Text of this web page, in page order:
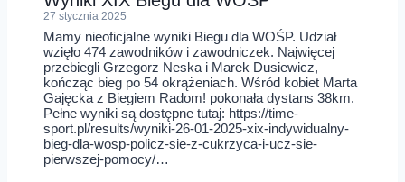
27 stycznia 2025
Mamy nieoficjalne wyniki Biegu dla WOŚP. Udział
wzięło 474 zawodników i zawodniczek. Najwięcej
przebiegli Grzegorz Neska i Marek Dusiewicz,
kończąc bieg po 54 okrążeniach. Wśród kobiet Marta
Gajęcka z Biegiem Radom! pokonała dystans 38km.
Pełne wyniki są dostępne tutaj: https://time-
sport.pl/results/wyniki-26-01-2025-xix-indywidualny-
bieg-dla-wosp-policz-sie-z-cukrzyca-i-ucz-sie-
pierwszej-pomocy/…